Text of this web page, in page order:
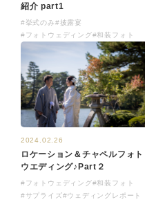
紹介 part1
#挙式のみ#披露宴
#フォトウェディング#和装フォト
2024.02.26
ロケーション＆チャペルフォト
ウエディング♪Part２
#フォトウェディング#和装フォト
#サプライズ#ウェディングレポート